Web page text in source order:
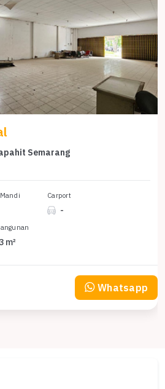
Semarang
Carport
-
m²
Whatsapp